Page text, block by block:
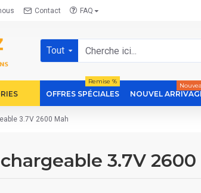
Contact FAQ
Tout
OFFRES SPÉCIALES
Remise %
NOUVEL
3.7V 2600 Mah
3.7V 2600